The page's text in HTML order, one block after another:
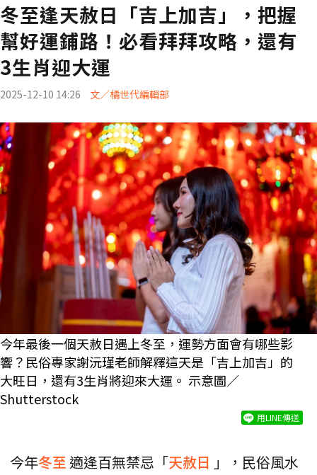
冬至逢天赦日「吉上加吉」，把握
幫好運鋪路！必看拜拜攻略，還有
3生肖迎大運
2025-12-10 14:26 文／橘世代編輯部
今年最後一個天赦日遇上冬至，運勢方面會有哪些影
響？民俗專家謝沅瑾老師解釋這天是「吉上加吉」的
大旺日，還有3生肖將迎來大運。 示意圖／
Shutterstock
用LINE傳送
今年冬至 適逢百無禁忌「天赦日 」，民俗風水